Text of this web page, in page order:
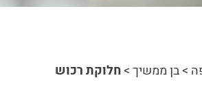
>בן ממשיך>חלוקת רכוש